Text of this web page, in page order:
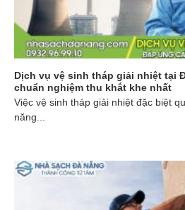
Dịch vụ vệ sinh tháp giải nhiệt tại
chuẩn nghiệm thu khắt khe nhất
Việc vệ sinh tháp giải nhiệt đặc biệt
năng...